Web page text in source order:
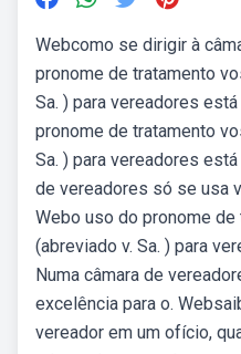
Webcomo se dirigir à
pronome de tratamento
Sa. ) para vereadores
pronome de tratamento
Sa. ) para vereadores
de vereadores só se usa
Webo uso do pronome
(abreviado v. Sa. ) para
Numa câmara de
excelência para o.
vereador em um ofício,